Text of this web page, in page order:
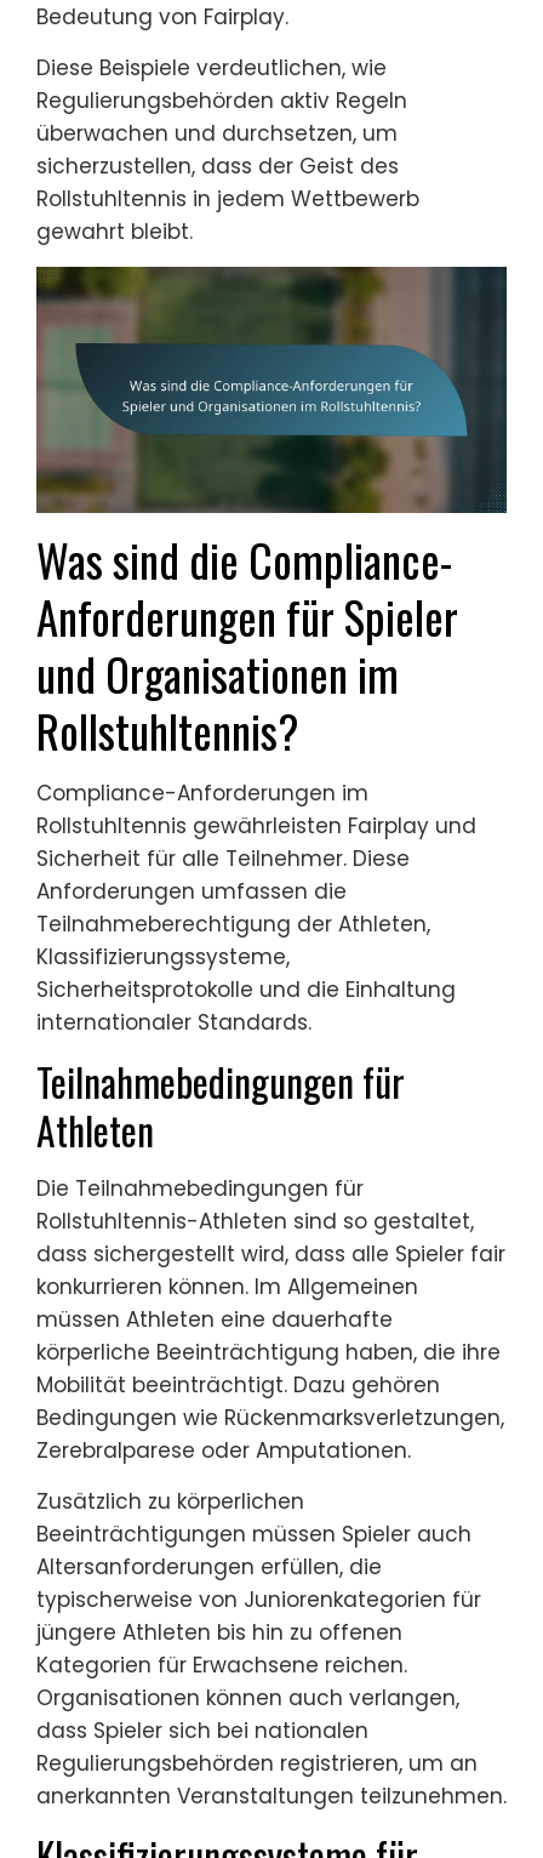
Bedeutung von Fairplay.
Diese Beispiele verdeutlichen, wie
Regulierungsbehörden aktiv Regeln
überwachen und durchsetzen, um
sicherzustellen, dass der Geist des
Rollstuhltennis in jedem Wettbewerb
gewahrt bleibt.
Was sind die Compliance-
Anforderungen für Spieler
und Organisationen im
Rollstuhltennis?
Compliance-Anforderungen im
Rollstuhltennis gewährleisten Fairplay und
Sicherheit für alle Teilnehmer. Diese
Anforderungen umfassen die
Teilnahmeberechtigung der Athleten,
Klassifizierungssysteme,
Sicherheitsprotokolle und die Einhaltung
internationaler Standards.
Teilnahmebedingungen für
Athleten
Die Teilnahmebedingungen für
Rollstuhltennis-Athleten sind so gestaltet,
dass sichergestellt wird, dass alle Spieler fair
konkurrieren können. Im Allgemeinen
müssen Athleten eine dauerhafte
körperliche Beeinträchtigung haben, die ihre
Mobilität beeinträchtigt. Dazu gehören
Bedingungen wie Rückenmarksverletzungen,
Zerebralparese oder Amputationen.
Zusätzlich zu körperlichen
Beeinträchtigungen müssen Spieler auch
Altersanforderungen erfüllen, die
typischerweise von Juniorenkategorien für
jüngere Athleten bis hin zu offenen
Kategorien für Erwachsene reichen.
Organisationen können auch verlangen,
dass Spieler sich bei nationalen
Regulierungsbehörden registrieren, um an
anerkannten Veranstaltungen teilzunehmen.